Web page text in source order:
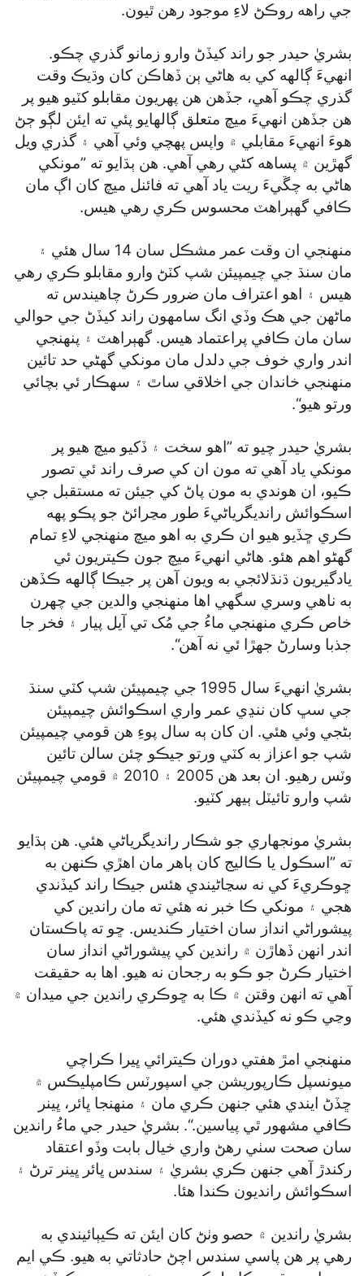
جي راهه روڪڻ لاءِ موجود رهن ٿيون.
بشريٰ حيدر جو راند کيڏڻ وارو زمانو گذري چڪو.
انهيءَ ڳالهه کي به هاڻي ٻن ڏهاڪن کان وڌيڪ وقت
گذري چڪو آهي، جڏهن هن پهريون مقابلو کٽيو هيو پر
هن جڏهن انهيءَ ميچ متعلق ڳالهايو پئي ته ايئن لڳو ڄڻ
هوءَ انهيءَ مقابلي ۾ واپس پهچي وئي آهي ۽ گذري ويل
گهڙين ۾ پساهه کڻي رهي آهي. هن ٻڌايو ته ”مونکي
هاڻي به چڱيءَ ريت ياد آهي ته فائنل ميچ کان اڳ مان
ڪافي گھٻراهٽ محسوس ڪري رهي هيس.
منهنجي ان وقت عمر مشڪل سان 14 سال هئي ۽
مان سنڌ جي چيمپيئن شپ کٽڻ وارو مقابلو ڪري رهي
هيس ۽ اهو اعتراف مان ضرور ڪرڻ چاهيندس ته
ماڻهن جي هڪ وڏي انگ سامهون راند کيڏڻ جي حوالي
سان مان ڪافي پراعتماد هيس. گھٻراهٽ ۽ پنهنجي
اندر واري خوف جي دلدل مان مونکي گھڻي حد تائين
منهنجي خاندان جي اخلاقي ساٿ ۽ سهڪار ئي بچائي
ورتو هيو“.
بشريٰ حيدر چيو ته ”اهو سخت ۽ ڏکيو ميچ هيو پر
مونکي ياد آهي ته مون ان کي صرف راند ئي تصور
ڪيو، ان هوندي به مون پاڻ کي جيئن ته مستقبل جي
اسڪوائش رانديگرياڻيءَ طور مڃرائڻ جو پڪو پهه
ڪري ڇڏيو هيو ان ڪري به اهو ميچ منهنجي لاءِ تمام
گھڻو اهم هئو. هاڻي انهيءَ ميچ جون ڪيتريون ئي
يادگيريون ڌنڌلائجي به ويون آهن پر جيڪا ڳالهه ڪڏهن
به ناهي وسري سگھي اها منهنجي والدين جي چهرن
خاص ڪري منهنجي ماءُ جي مُک تي آيل پيار ۽ فخر جا
جذبا وسارڻ جهڙا ئي نه آهن“.
بشريٰ انهيءَ سال 1995 جي چيمپيئن شپ کٽي سنڌ
جي سڀ کان ننڍي عمر واري اسڪوائش چيمپيئن
بڻجي وئي هئي. ان کان ٻه سال پوءِ هن قومي چيمپيئن
شپ جو اعزاز به کٽي ورتو جيڪو چئن سالن تائين
وٽس رهيو. ان بعد هن 2005 ۽ 2010 ۾ قومي چيمپيئن
شپ وارو تائيٽل ٻيهر کٽيو.
بشريٰ مونجهاري جو شڪار رانديگرياڻي هئي. هن ٻڌايو
ته ”اسڪول يا ڪاليج کان ٻاهر مان اهڙي ڪنهن به
ڇوڪريءَ کي نه سڃاڻيندي هئس جيڪا راند کيڏندي
هجي ۽ مونکي ڪا خبر نه هئي ته مان راندين کي
پيشوراڻي انداز سان اختيار ڪنديس. ڇو ته پاڪستان
اندر انهن ڏهاڙن ۾ راندين کي پيشوراڻي انداز سان
اختيار ڪرڻ جو ڪو به رجحان نه هيو. اها به حقيقت
آهي ته انهن وقتن ۾ ڪا به ڇوڪري راندين جي ميدان ۾
وڃي ڪو نه کيڏندي هئي.
منهنجي امڙ هفتي دوران ڪيترائي ڀيرا ڪراچي
ميونسپل ڪارپوريشن جي اسپورٽس ڪامپليڪس ۾
ڇڏڻ ايندي هئي جنهن ڪري مان ۽ منهنجا ڀائر، ڀينر
ڪافي مشهور ٿي پياسين.“. بشريٰ حيدر جي ماءُ راندين
سان صحت سٺي رهڻ واري خيال بابت وڏو اعتقاد
رکندڙ آهي جنهن ڪري بشريٰ ۽ سندس ڀائر ڀينر ترڻ ۽
اسڪوائش رانديون ڪندا هئا.
بشريٰ راندين ۾ حصو وٺڻ کان ايئن ته ڪيٻائيندي به
رهي پر هن پاسي سندس اچڻ حادثاتي به هيو. ڪي ايم